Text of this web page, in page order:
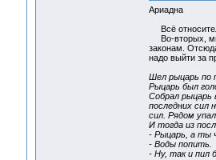
Ариадна
Всё
Во-вторых,
законам.
надо выйти за
Шел рыцарь по
Рыцарь был
Собрал рыцарь
последних сил
сил. Рядом
И тогда из
- Рыцарь, а ты
- Воды попить.
- Ну, так и пил